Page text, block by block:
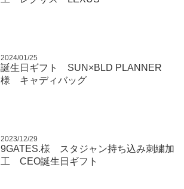
2024/01/25
誕生日ギフト SUN×BLD PLANNER
様 キャディバッグ
2023/12/29
9GATES.様 スタジャン持ち込み刺繍加
工 CEO誕生日ギフト